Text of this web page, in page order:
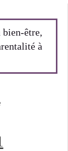
bien-être,
à